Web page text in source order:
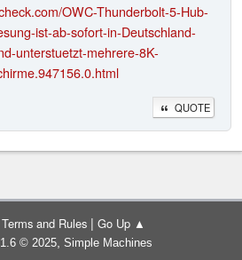
OWC-Thunderbolt-5-Hub-
ist-ab-sofort-in-Deutschland-
unterstuetzt-mehrere-8K-
QUOTE
Terms and Rules | Go Up ▲
© 2025, Simple Machines